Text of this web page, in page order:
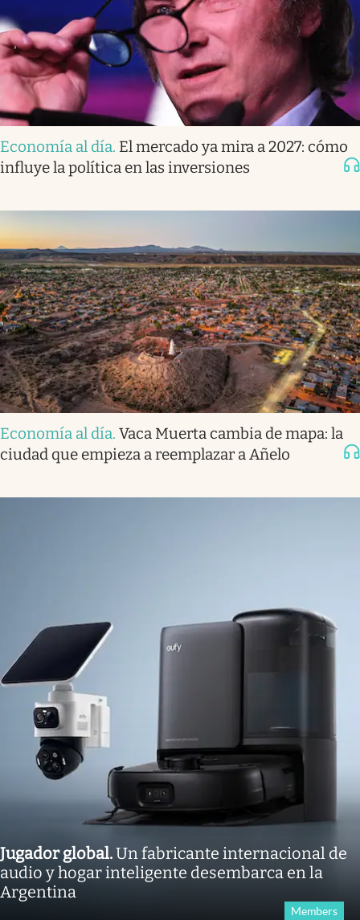
Economía al día. El mercado ya mira a 2027: cómo
influye la política en las inversiones
Economía al día. Vaca Muerta cambia de mapa: la
ciudad que empieza a reemplazar a Añelo
Jugador global.Un fabricante internacional de
audio y hogar inteligente desembarca en la
Argentina
Members